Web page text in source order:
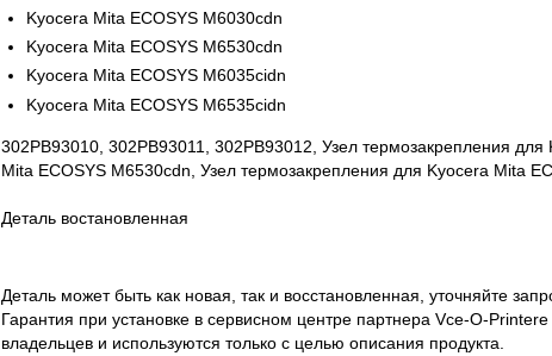
Kyocera Mita ECOSYS M6030cdn
Kyocera Mita ECOSYS M6530cdn
Kyocera Mita ECOSYS M6035cidn
Kyocera Mita ECOSYS M6535cidn
302PB93010, 302PB93011, 302PB93012, Узел термозакрепления
Mita ECOSYS M6530cdn, Узел термозакрепления для Kyocera Mita
Деталь востановленная
Деталь может быть как новая, так и восстановленная, уточняйте
Гарантия при установке в сервисном центре партнера Vce-O-
владельцев и используются только с целью описания продукта.